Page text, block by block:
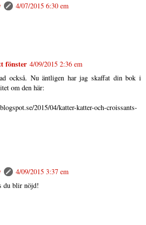
4/07/2015 6:30 em
fönster 4/09/2015 2:36 em
också. Nu äntligen har jag skaffat din bok i
om den här:
2015/04/katter-katter-och-croissants-
4/09/2015 3:37 em
du blir nöjd!